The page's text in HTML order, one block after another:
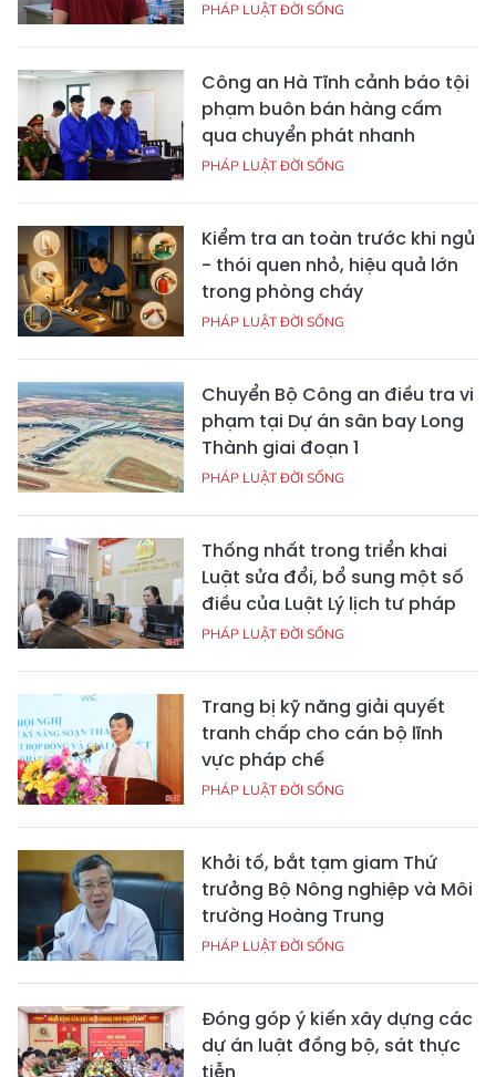
PHÁP LUẬT ĐỜI SỐNG
Công an Hà Tĩnh cảnh báo tội
phạm buôn bán hàng cấm
qua chuyển phát nhanh
PHÁP LUẬT ĐỜI SỐNG
Kiểm tra an toàn trước khi ngủ
- thói quen nhỏ, hiệu quả lớn
trong phòng cháy
PHÁP LUẬT ĐỜI SỐNG
Chuyển Bộ Công an điều tra vi
phạm tại Dự án sân bay Long
Thành giai đoạn 1
PHÁP LUẬT ĐỜI SỐNG
Thống nhất trong triển khai
Luật sửa đổi, bổ sung một số
điều của Luật Lý lịch tư pháp
PHÁP LUẬT ĐỜI SỐNG
Trang bị kỹ năng giải quyết
tranh chấp cho cán bộ lĩnh
vực pháp chế
PHÁP LUẬT ĐỜI SỐNG
Khởi tố, bắt tạm giam Thứ
trưởng Bộ Nông nghiệp và Môi
trường Hoàng Trung
PHÁP LUẬT ĐỜI SỐNG
Đóng góp ý kiến xây dựng các
dự án luật đồng bộ, sát thực